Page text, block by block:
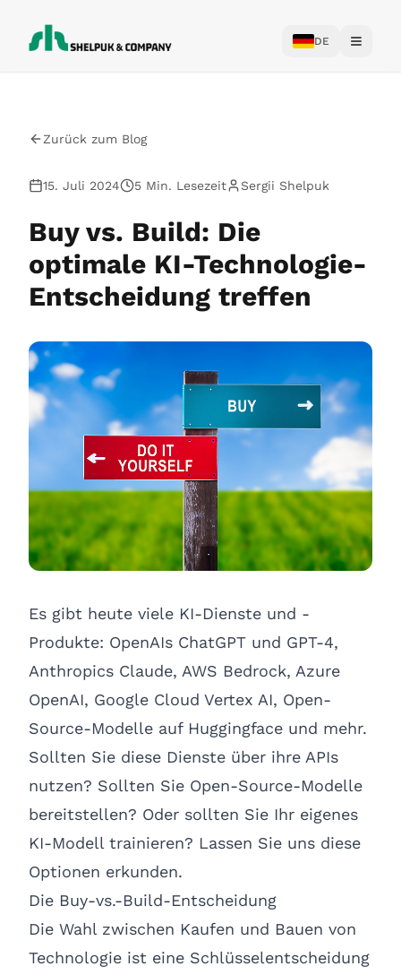
DE
Toggle
Zurück zum Blog
15. Juli 2024 5 Min. Lesezeit Sergii Shelpuk
Buy vs. Build: Die
optimale KI-Technologie-
Entscheidung treffen
Es gibt heute viele KI-Dienste und -
Produkte: OpenAIs ChatGPT und GPT-4,
Anthropics Claude, AWS Bedrock, Azure
OpenAI, Google Cloud Vertex AI, Open-
Source-Modelle auf Huggingface und mehr.
Sollten Sie diese Dienste über ihre APIs
nutzen? Sollten Sie Open-Source-Modelle
bereitstellen? Oder sollten Sie Ihr eigenes
KI-Modell trainieren? Lassen Sie uns diese
Optionen erkunden.
Die Buy-vs.-Build-Entscheidung
Die Wahl zwischen Kaufen und Bauen von
Technologie ist eine Schlüsselentscheidung